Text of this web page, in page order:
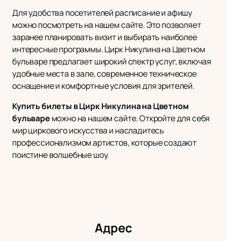
Для удобства посетителей расписание и афишу
можно посмотреть на нашем сайте. Это позволяет
заранее планировать визит и выбирать наиболее
интересные программы. Цирк Никулина на Цветном
бульваре предлагает широкий спектр услуг, включая
удобные места в зале, современное техническое
оснащение и комфортные условия для зрителей.
Купить билеты в Цирк Никулина на Цветном
бульваре можно на нашем сайте. Откройте для себя
мир циркового искусства и насладитесь
профессионализмом артистов, которые создают
поистине волшебные шоу.
Адрес